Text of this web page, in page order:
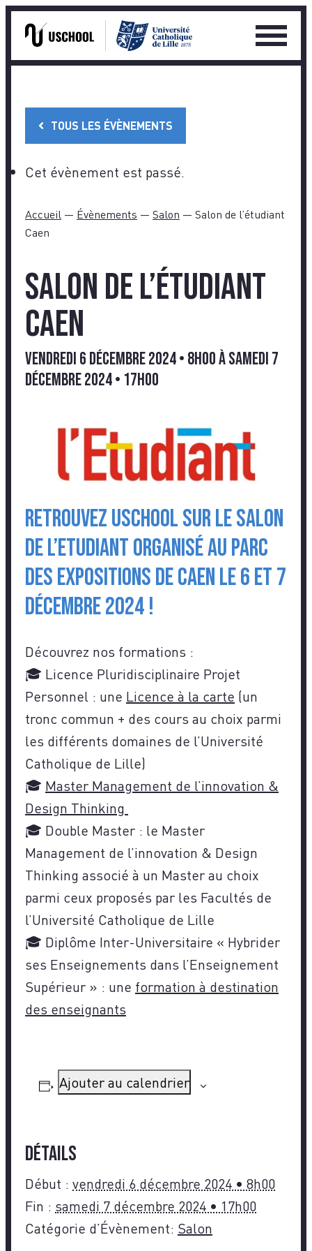
content
Ouvrir
le
TOUS LES ÉVÈNEMENTS
Cet évènement est passé.
Accueil — Évènements — Salon — Salon de l’étudiant
Caen
Salon de l’étudiant
Caen
vendredi 6 décembre 2024 • 8h00àsamedi 7
décembre 2024 • 17h00
Retrouvez USCHOOL sur le salon
de l’Etudiant organisé au Parc
des Expositions de Caen le 6 et 7
décembre 2024 !
Découvrez nos formations :
🎓 Licence Pluridisciplinaire Projet
Personnel : une Licence à la carte (un
tronc commun + des cours au choix parmi
les différents domaines de l’Université
Catholique de Lille)
🎓 Master Management de l’innovation &
Design Thinking
🎓 Double Master : le Master
Management de l’innovation & Design
Thinking associé à un Master au choix
parmi ceux proposés par les Facultés de
l’Université Catholique de Lille
🎓 Diplôme Inter-Universitaire « Hybrider
ses Enseignements dans l’Enseignement
Supérieur » : une formation à destination
des enseignants
Ajouter au calendrier
Détails
Début : vendredi 6 décembre 2024 • 8h00
Fin : samedi 7 décembre 2024 • 17h00
Catégorie d’Évènement: Salon